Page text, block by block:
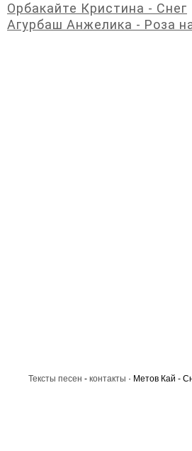
Орбакайте Кристина - Снег
Агурбаш Анжелика - Роза
Тексты песен - контакты · Метов Кай -